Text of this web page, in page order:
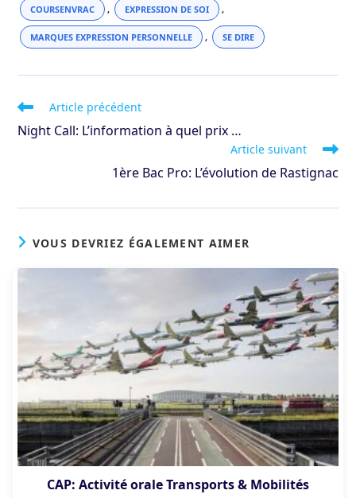
COURSENVRAC , EXPRESSION DE SOI ,
MARQUES EXPRESSION PERSONNELLE , SE DIRE
Read
articles
Article précédent
Night Call: L’information à quel prix …
Article suivant
1ère Bac Pro: L’évolution de Rastignac
VOUS DEVRIEZ ÉGALEMENT AIMER
CAP: Activité orale Transports & Mobilités